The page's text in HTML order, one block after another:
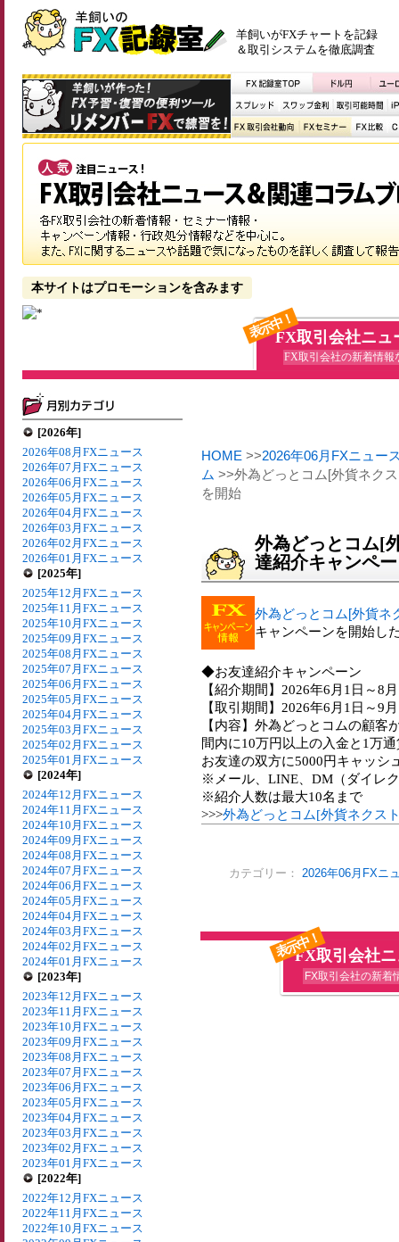
羊飼いがFXチャートを記録
＆取引システムを徹底調査
本サイトはプロモーションを含みます
表示中！FX取引会社ニュ
FX取引会社の新着情報
[2026年]
2026年08月FXニュース
2026年07月FXニュース
2026年06月FXニュース
2026年05月FXニュース
2026年04月FXニュース
2026年03月FXニュース
2026年02月FXニュース
2026年01月FXニュース
[2025年]
2025年12月FXニュース
2025年11月FXニュース
2025年10月FXニュース
2025年09月FXニュース
2025年08月FXニュース
2025年07月FXニュース
2025年06月FXニュース
2025年05月FXニュース
2025年04月FXニュース
2025年03月FXニュース
2025年02月FXニュース
2025年01月FXニュース
[2024年]
2024年12月FXニュース
2024年11月FXニュース
2024年10月FXニュース
2024年09月FXニュース
2024年08月FXニュース
2024年07月FXニュース
2024年06月FXニュース
2024年05月FXニュース
2024年04月FXニュース
2024年03月FXニュース
2024年02月FXニュース
2024年01月FXニュース
[2023年]
2023年12月FXニュース
2023年11月FXニュース
2023年10月FXニュース
2023年09月FXニュース
2023年08月FXニュース
2023年07月FXニュース
2023年06月FXニュース
2023年05月FXニュース
2023年04月FXニュース
2023年03月FXニュース
2023年02月FXニュース
2023年01月FXニュース
[2022年]
2022年12月FXニュース
2022年11月FXニュース
2022年10月FXニュース
HOME >>2026年06月FXニュー
ム >>外為どっとコム[外貨ネク
を開始
外為どっとコム[
達紹介キャンペ
外為どっとコム[外貨ネ
キャンペーンを開始し
◆お友達紹介キャンペーン
【紹介期間】2026年6月1日～8
【取引期間】2026年6月1日～9
【内容】外為どっとコムの顧
間内に10万円以上の入金と1万
お友達の双方に5000円キャッシ
※メール、LINE、DM（ダイレ
※紹介人数は最大10名まで
>>>外為どっとコム[外貨ネクス
カテゴリー： 2026年06月FXニ
表示中！
FX取引会社
FX取引会社の新着